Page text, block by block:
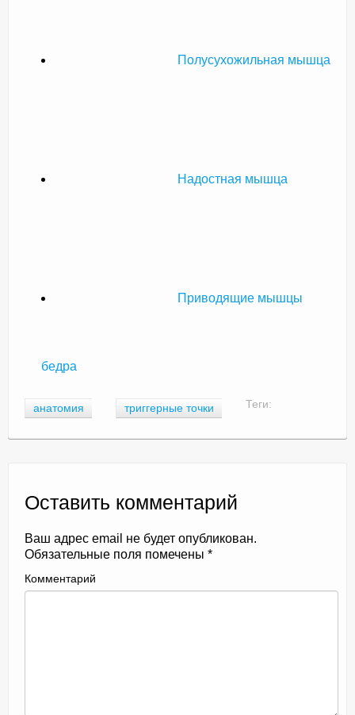
Полусухожильная мышца
Надостная мышца
Приводящие мышцы
бедра
Теги:
анатомия триггерные точки
Оставить комментарий
Ваш адрес email не будет опубликован.
Обязательные поля помечены *
Комментарий